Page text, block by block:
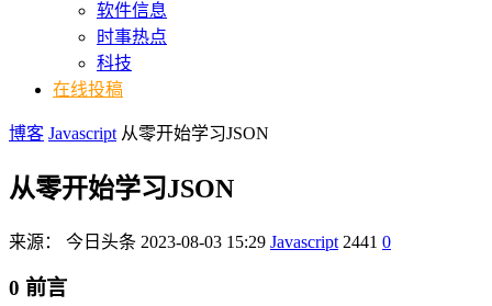
软件信息
时事热点
科技
在线投稿
博客 Javascript 从零开始学习JSON
从零开始学习JSON
来源： 今日头条 2023-08-03 15:29 Javascript 2441 0
0 前言